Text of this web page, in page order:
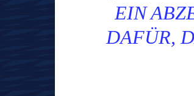
EIN
DAFÜR,